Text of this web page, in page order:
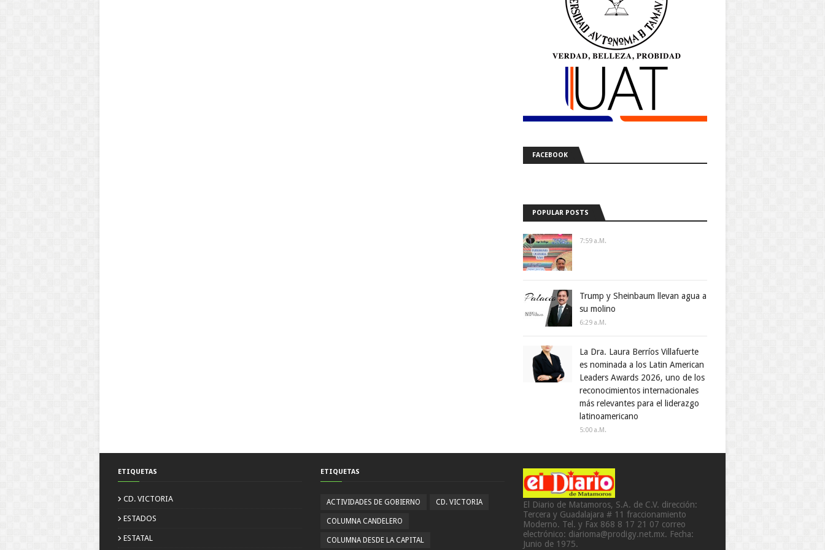
FACEBOOK
POPULAR POSTS
7:59 A.m.
Trump y Sheinbaum llevan agua a
su molino
6:29 A.m.
La Dra. Laura Berríos Villafuerte
es nominada a los Latin American
Leaders Awards 2026, uno de los
reconocimientos internacionales
más relevantes para el liderazgo
latinoamericano
5:00 A.m.
ETIQUETAS
CD. VICTORIA
ESTADOS
ESTATAL
ETIQUETAS
ACTIVIDADES DE GOBIERNO CD. VICTORIA
COLUMNA CANDELERO
COLUMNA DESDE LA CAPITAL
El Diario de Matamoros, S.A. de C.V. dirección:
Tercera y Guadalajara # 11 fraccionamiento
Moderno. Tel. y Fax 868 8 17 21 07 correo
electrónico: diarioma@prodigy.net.mx. Fecha:
Junio de 1975.